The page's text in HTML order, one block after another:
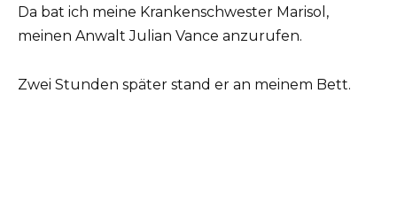
Da bat ich meine Krankenschwester Marisol,
meinen Anwalt Julian Vance anzurufen.
Zwei Stunden später stand er an meinem Bett.